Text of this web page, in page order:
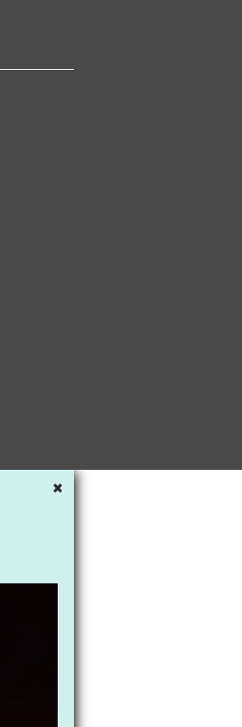
×